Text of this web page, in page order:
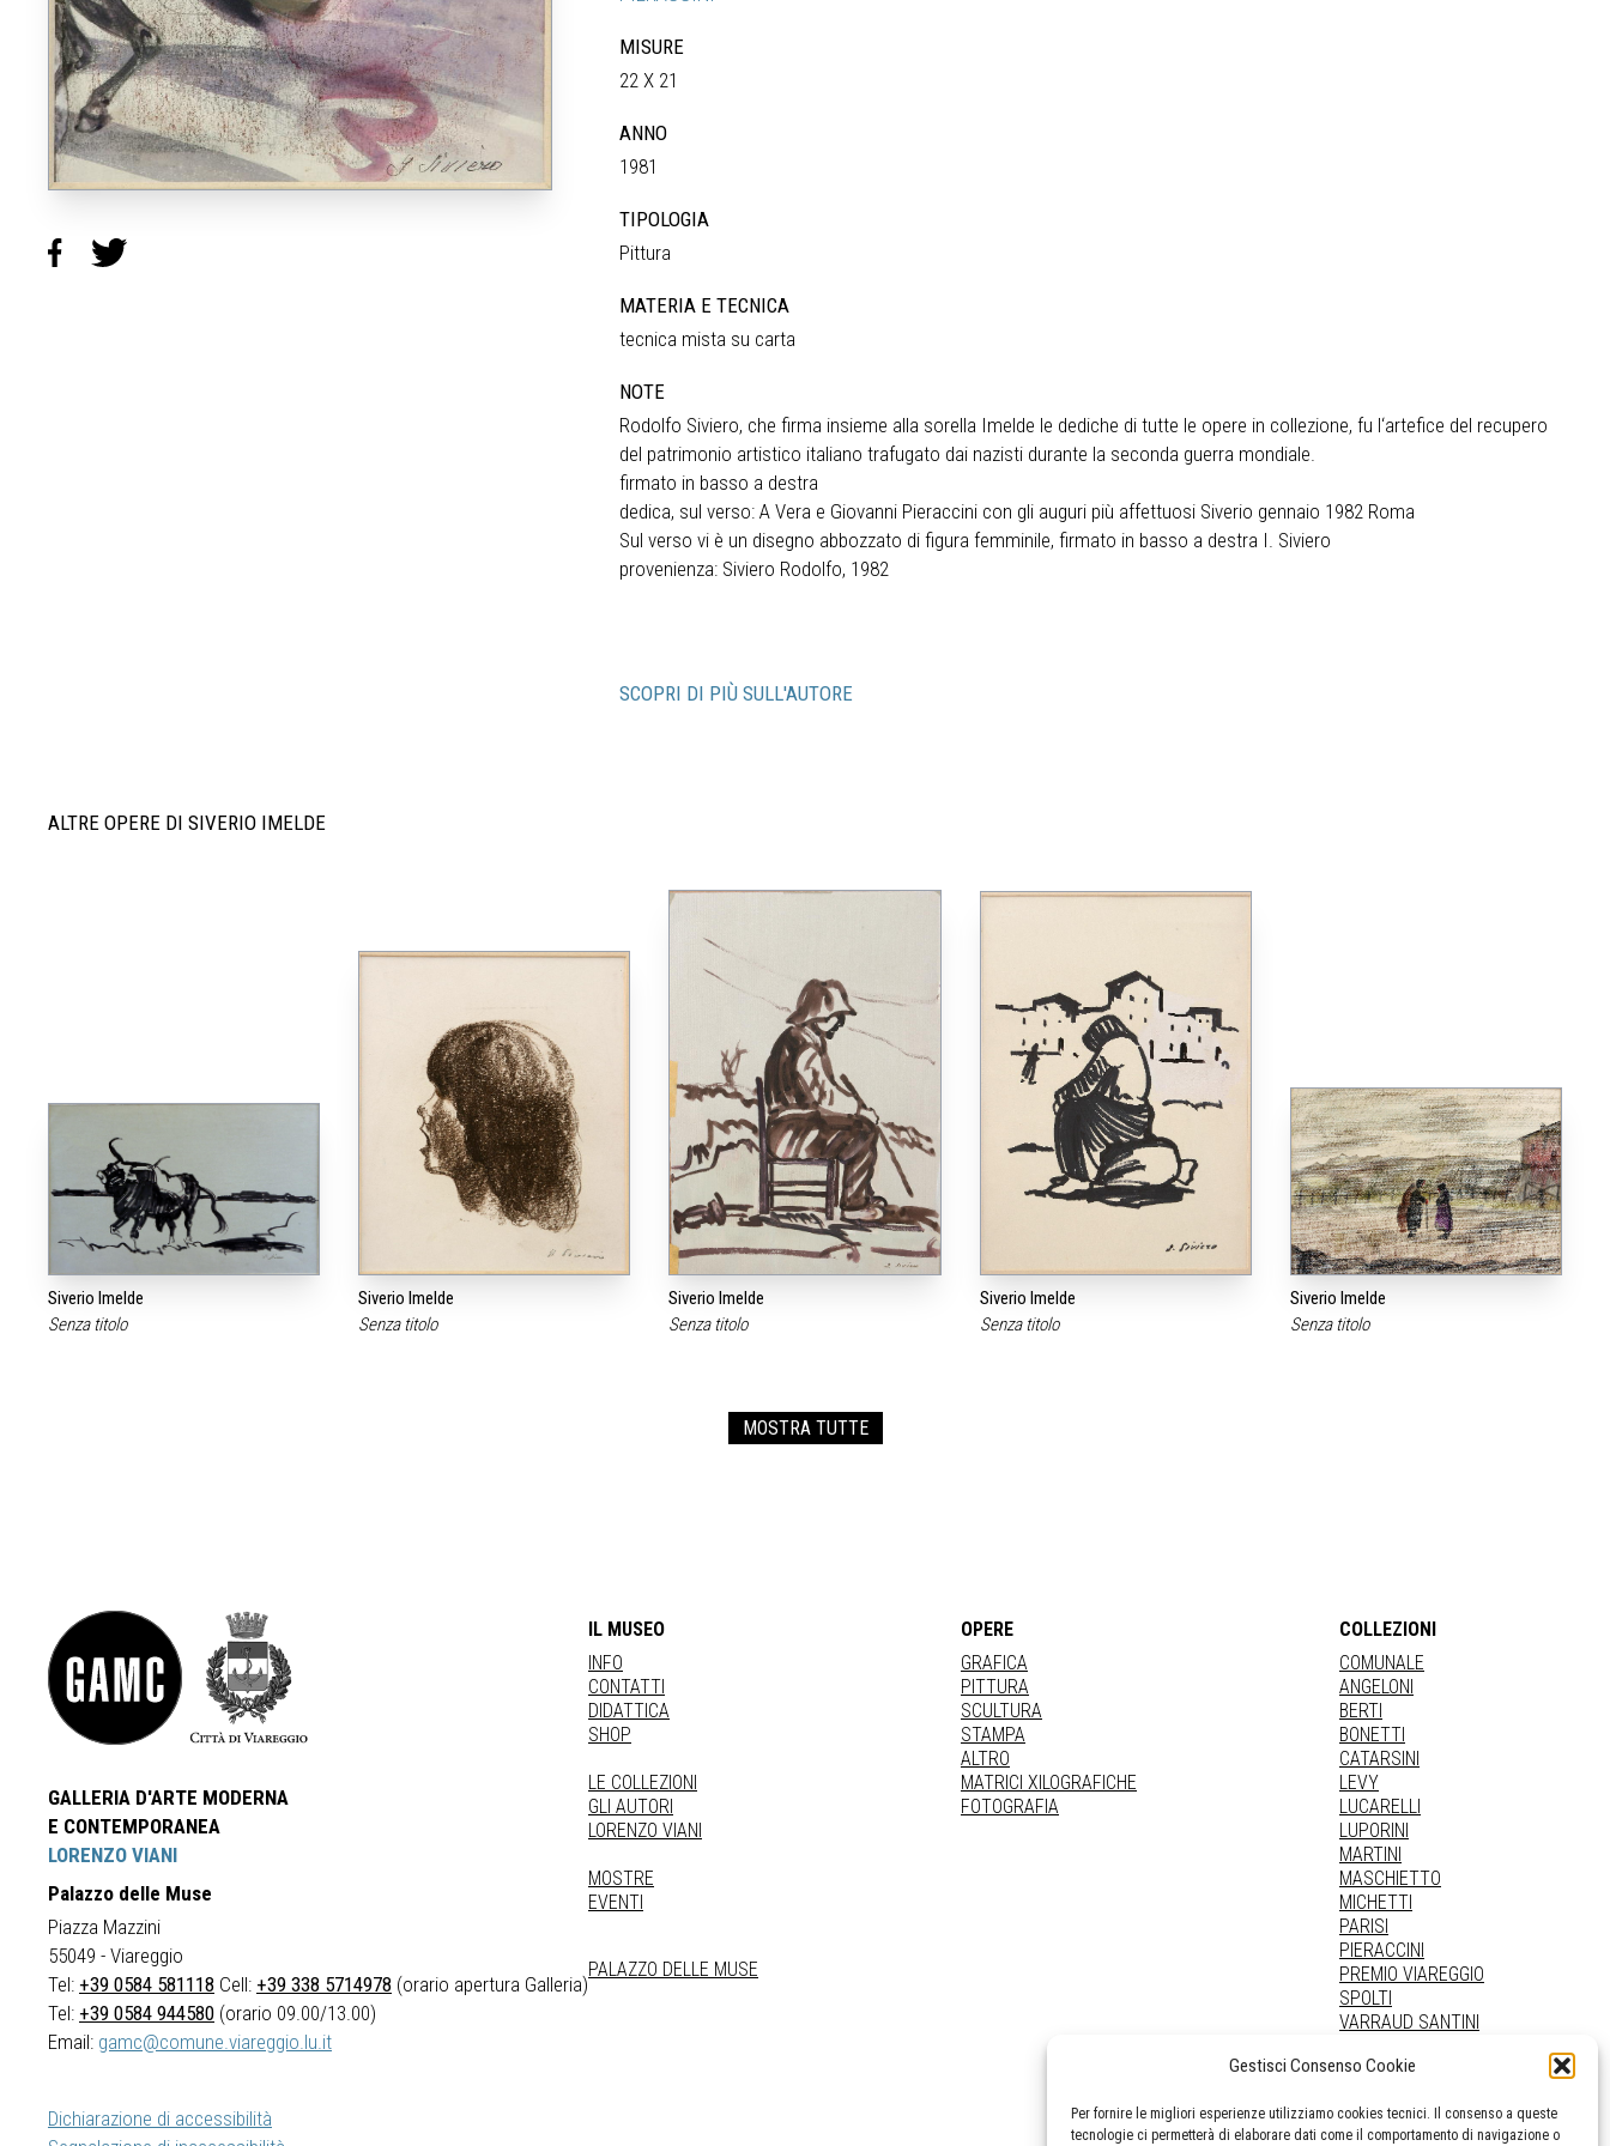
Gestisci Consenso Cookie
Per fornire le migliori esperienze utilizziamo cookies tecnici. Il consenso a queste
tecnologie ci permetterà di elaborare dati come il comportamento di navigazione o
MISURE
22 X 21
ANNO
1981
TIPOLOGIA
Pittura
MATERIA E TECNICA
tecnica mista su carta
NOTE
Rodolfo Siviero, che firma insieme alla sorella Imelde le dediche di tutte le opere in collezione, fu l‘artefice del recupero
del patrimonio artistico italiano trafugato dai nazisti durante la seconda guerra mondiale.
firmato in basso a destra
dedica, sul verso: A Vera e Giovanni Pieraccini con gli auguri più affettuosi Siverio gennaio 1982 Roma
Sul verso vi è un disegno abbozzato di figura femminile, firmato in basso a destra I. Siviero
provenienza: Siviero Rodolfo, 1982
SCOPRI DI PIÙ SULL'AUTORE
ALTRE OPERE DI SIVERIO IMELDE
Siverio Imelde
Senza titolo
Siverio Imelde
Senza titolo
Siverio Imelde
Senza titolo
Siverio Imelde
Senza titolo
Siverio Imelde
Senza titolo
MOSTRA TUTTE
GALLERIA D'ARTE MODERNA
E CONTEMPORANEA
LORENZO VIANI
Palazzo delle Muse
Piazza Mazzini
55049 - Viareggio
Tel: +39 0584 581118 Cell: +39 338 5714978 (orario apertura Galleria)
Tel: +39 0584 944580 (orario 09.00/13.00)
Email: gamc@comune.viareggio.lu.it
Dichiarazione di accessibilità
IL MUSEO
INFO
CONTATTI
DIDATTICA
SHOP
LE COLLEZIONI
GLI AUTORI
LORENZO VIANI
MOSTRE
EVENTI
PALAZZO DELLE MUSE
OPERE
GRAFICA
PITTURA
SCULTURA
STAMPA
ALTRO
MATRICI XILOGRAFICHE
FOTOGRAFIA
COLLEZIONI
COMUNALE
ANGELONI
BERTI
BONETTI
CATARSINI
LEVY
LUCARELLI
LUPORINI
MARTINI
MASCHIETTO
MICHETTI
PARISI
PIERACCINI
PREMIO VIAREGGIO
SPOLTI
VARRAUD SANTINI